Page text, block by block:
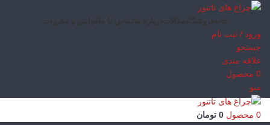
ورود / ثبت نام
جستجو
علاقه مندی
0 محصول
منو
0 محصول 0 تومان